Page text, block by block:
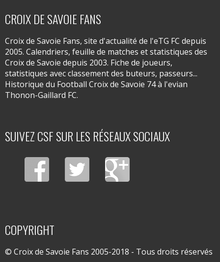
CROIX DE SAVOIE FANS
Croix de Savoie Fans, site d'actualité de l'eTG FC depuis
2005. Calendriers, feuille de matches et statistiques des
Croix de Savoie depuis 2003. Fiche de joueurs,
statistiques avec classement des buteurs, passeurs...
Historique du Football Croix de Savoie 74 à l'evian
Thonon-Gaillard FC.
SUIVEZ CSF SUR LES RÉSEAUX SOCIAUX
COPYRIGHT
© Croix de Savoie Fans 2005-2018 - Tous droits réservés